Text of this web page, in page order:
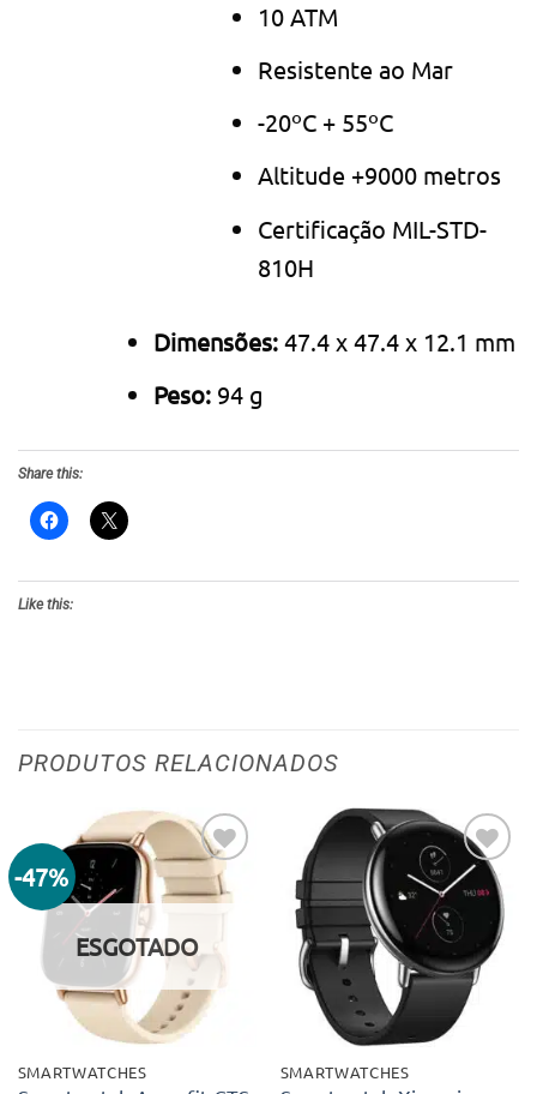
10 ATM
Resistente ao Mar
-20ºC + 55ºC
Altitude +9000 metros
Certificação MIL-STD-
810H
Dimensões: 47.4 x 47.4 x 12.1 mm
Peso: 94 g
Share this:
Like this:
PRODUTOS RELACIONADOS
-47%
Adicionar
aos meus
ESGOTADO
SMARTWATCHES
Adicionar
aos meus
desejos
SMARTWATCHES